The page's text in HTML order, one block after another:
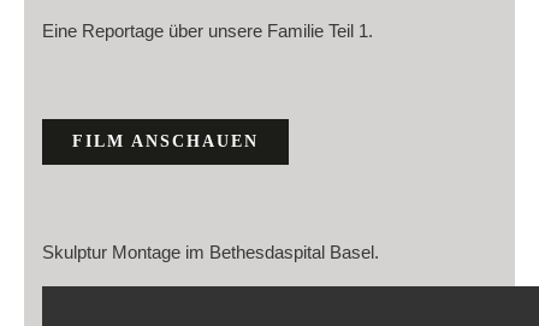
Eine Reportage über unsere Familie Teil 1.
FILM ANSCHAUEN
Skulptur Montage im Bethesdaspital Basel.